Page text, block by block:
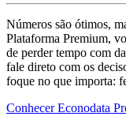
Números são ótimos,
Plataforma Premium,
de perder tempo com
fale direto com os
foque no que importa:
Conhecer Econodata